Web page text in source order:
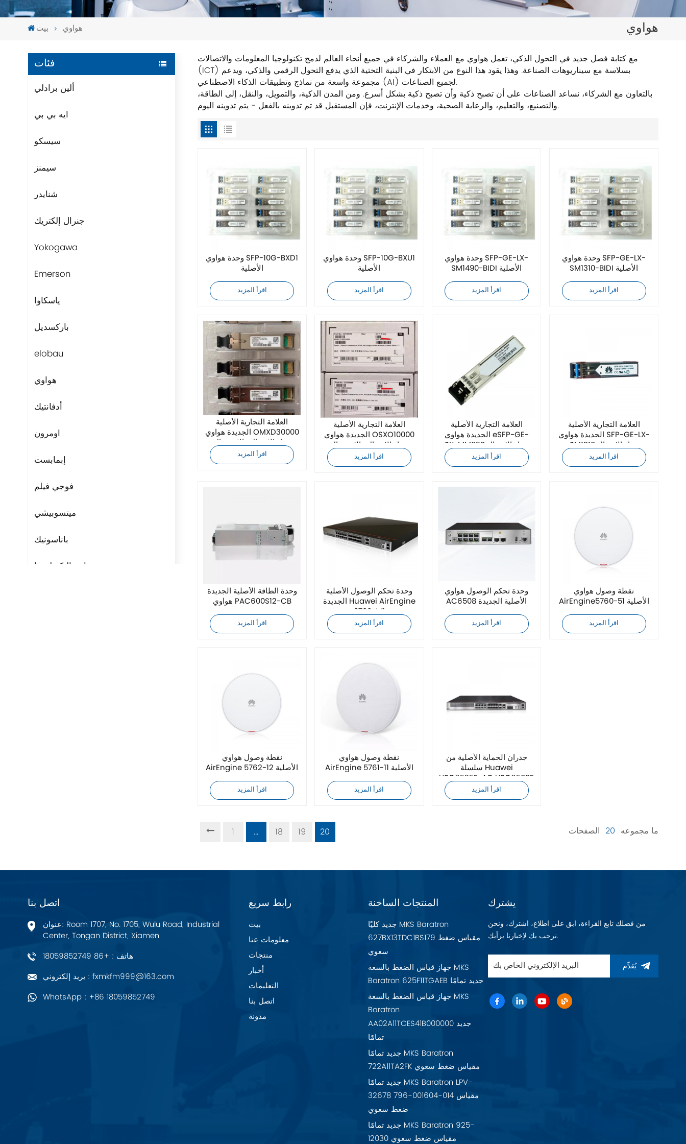
한국의
ไทย
Tiếng Việt
中文
بيت هواوي هواوي
فئات
ألين برادلي
ايه بي بي
سيسكو
سيمنز
شنايدر
جنرال إلكتريك
Yokogawa
Emerson
ياسكاوا
باركسديل
elobau
هواوي
أدفانتيك
اومرون
إبمابست
فوجي فيلم
ميتسوبيشي
باناسونيك
مراوح التكنولوجيا
Mettler Toledo
PALL
YORK
Xsens
مع كتابة فصل جديد في التحول الذكي، تعمل هواوي مع العملاء والشركاء في جميع أنحاء العالم لدمج تكنولوجيا المعلومات والاتصالات
(ICT) بسلاسة مع سيناريوهات الصناعة. وهذا يقود هذا النوع من الابتكار في البنية التحتية الذي يدفع التحول الرقمي والذكي، ويدعم
مجموعة واسعة من نماذج وتطبيقات الذكاء الاصطناعي (AI) لجميع الصناعات.
بالتعاون مع الشركاء، نساعد الصناعات على أن تصبح ذكية وأن تصبح ذكية بشكل أسرع. ومن المدن الذكية، والتمويل، والنقل، إلى الطاقة،
والتصنيع، والتعليم، والرعاية الصحية، وخدمات الإنترنت، فإن المستقبل قد تم تدوينه بالفعل - يتم تدوينه اليوم.
وحدة هواوي SFP-10G-BXD1
الأصلية
اقرأ المزيد
وحدة هواوي SFP-10G-BXU1
الأصلية
اقرأ المزيد
وحدة هواوي SFP-GE-LX-
SM1490-BIDI الأصلية
اقرأ المزيد
وحدة هواوي SFP-GE-LX-
SM1310-BIDI الأصلية
اقرأ المزيد
العلامة التجارية الأصلية
الجديدة هواوي OMXD30000
جهاز الإرسال والاستقبال
البصري
اقرأ المزيد
العلامة التجارية الأصلية
الجديدة هواوي OSXO10000
جهاز الإرسال والاستقبال
البصري
اقرأ المزيد
العلامة التجارية الأصلية
الجديدة هواوي eSFP-GE-
SX-MM850 جهاز الإرسال
والاستقبال البصري
اقرأ المزيد
العلامة التجارية الأصلية
الجديدة هواوي SFP-GE-LX-
SM1310 جهاز الإرسال
والاستقبال البصري
اقرأ المزيد
وحدة الطاقة الأصلية الجديدة
هواوي PAC600S12-CB
اقرأ المزيد
وحدة تحكم الوصول الأصلية
الجديدة Huawei AirEngine
9700-M1
اقرأ المزيد
وحدة تحكم الوصول هواوي
AC6508 الأصلية الجديدة
اقرأ المزيد
نقطة وصول هواوي
AirEngine5760-51 الأصلية
اقرأ المزيد
نقطة وصول هواوي
AirEngine 5762-12 الأصلية
اقرأ المزيد
نقطة وصول هواوي
AirEngine 5761-11 الأصلية
اقرأ المزيد
جدران الحماية الأصلية من
سلسلة Huawei
USG6525E-AC USG6500E
اقرأ المزيد
1 ... 18 19 20 ما مجموعه 20 الصفحات
اتصل بنا
عنوان: Room 1707, No. 1705, Wulu Road, Industrial
Center, Tongan District, Xiamen
هاتف : +86 18059852749
بريد إلكتروني : fxmkfm999@163.com
WhatsApp : +86 18059852749
رابط سريع
بيت
معلومات عنا
منتجات
أخبار
التعليمات
اتصل بنا
مدونة
المنتجات الساخنة
جديد كليًا MKS Baratron
627BX13TDC1BS179 مقياس ضغط
سعوي
جهاز قياس الضغط بالسعة MKS
Baratron 625F11TGAEB جديد تمامًا
جهاز قياس الضغط بالسعة MKS
Baratron
AA02A11TCES41B000000 جديد
تمامًا
جديد تمامًا MKS Baratron
722A11TA2FK مقياس ضغط سعوي
جديد تمامًا MKS Baratron LPV-
32678 796-001604-014 مقياس
ضغط سعوي
جديد تمامًا MKS Baratron 925-
12030 مقياس ضغط سعوي
يشترك
من فضلك تابع القراءة، ابق على اطلاع، اشترك، ونحن
نرحب بك لإخبارنا برأيك.
يُقدِّم